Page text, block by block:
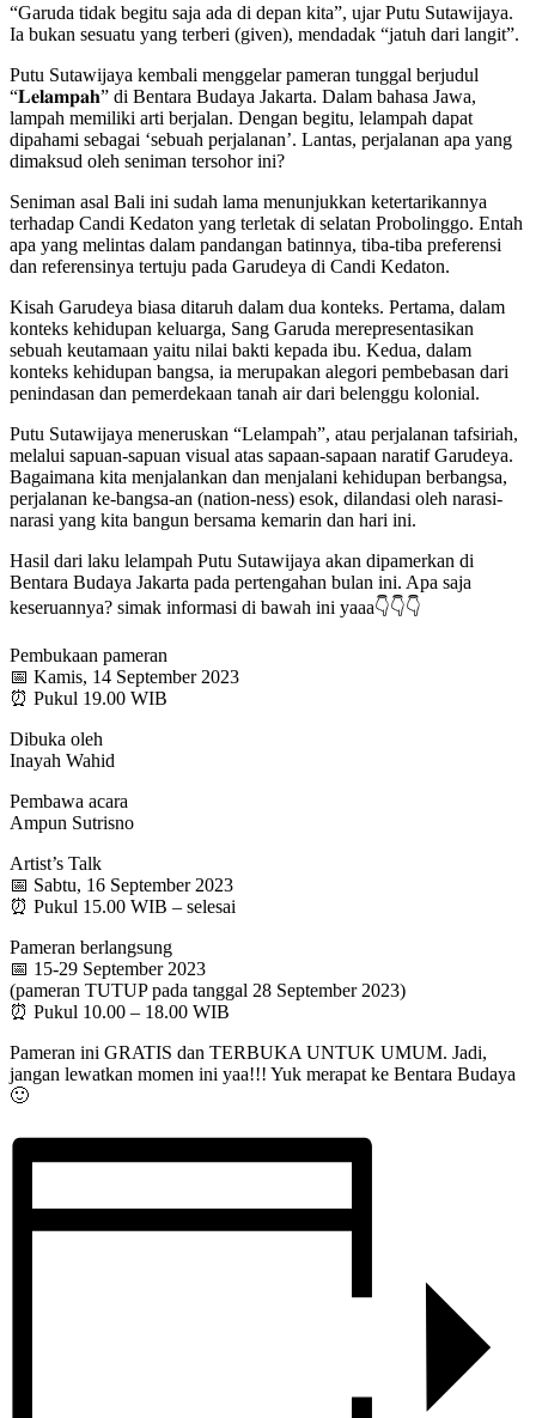
“Garuda tidak begitu saja ada di depan kita”, ujar Putu Sutawijaya.
Ia bukan sesuatu yang terberi (given), mendadak “jatuh dari langit”.
Putu Sutawijaya kembali menggelar pameran tunggal berjudul
“𝐋𝐞𝐥𝐚𝐦𝐩𝐚𝐡” di Bentara Budaya Jakarta. Dalam bahasa Jawa,
lampah memiliki arti berjalan. Dengan begitu, lelampah dapat
dipahami sebagai ‘sebuah perjalanan’. Lantas, perjalanan apa yang
dimaksud oleh seniman tersohor ini?
Seniman asal Bali ini sudah lama menunjukkan ketertarikannya
terhadap Candi Kedaton yang terletak di selatan Probolinggo. Entah
apa yang melintas dalam pandangan batinnya, tiba-tiba preferensi
dan referensinya tertuju pada Garudeya di Candi Kedaton.
Kisah Garudeya biasa ditaruh dalam dua konteks. Pertama, dalam
konteks kehidupan keluarga, Sang Garuda merepresentasikan
sebuah keutamaan yaitu nilai bakti kepada ibu. Kedua, dalam
konteks kehidupan bangsa, ia merupakan alegori pembebasan dari
penindasan dan pemerdekaan tanah air dari belenggu kolonial.
Putu Sutawijaya meneruskan “Lelampah”, atau perjalanan tafsiriah,
melalui sapuan-sapuan visual atas sapaan-sapaan naratif Garudeya.
Bagaimana kita menjalankan dan menjalani kehidupan berbangsa,
perjalanan ke-bangsa-an (nation-ness) esok, dilandasi oleh narasi-
narasi yang kita bangun bersama kemarin dan hari ini.
Hasil dari laku lelampah Putu Sutawijaya akan dipamerkan di
Bentara Budaya Jakarta pada pertengahan bulan ini. Apa saja
keseruannya? simak informasi di bawah ini yaaa👇👇👇
Pembukaan pameran
📅 Kamis, 14 September 2023
⏰ Pukul 19.00 WIB
Dibuka oleh
Inayah Wahid
Pembawa acara
Ampun Sutrisno
Artist’s Talk
📅 Sabtu, 16 September 2023
⏰ Pukul 15.00 WIB – selesai
Pameran berlangsung
📅 15-29 September 2023
(pameran TUTUP pada tanggal 28 September 2023)
⏰ Pukul 10.00 – 18.00 WIB
Pameran ini GRATIS dan TERBUKA UNTUK UMUM. Jadi,
jangan lewatkan momen ini yaa!!! Yuk merapat ke Bentara Budaya
🙂